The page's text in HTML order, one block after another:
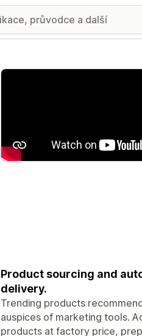
Galerie propagovaných obrázků
Product sourcing and
delivery.
Trending products
auspices of marketing tools.
products at factory price,